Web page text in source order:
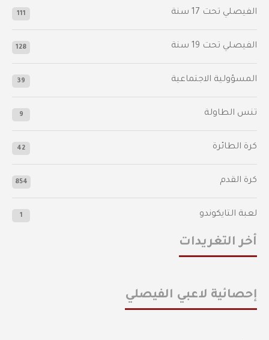
‫الفيصلي‬⁩ تحت 17 سنة 111
الفيصلي‬⁩ تحت 19 سنة 128
المسؤولية الاجتماعية 39
تنس الطاولة 9
كرة الطائرة 42
كرة القدم 854
لعبة التايكوندو 1
أخر التغريدات
إحصائية لاعبي الفيصلي